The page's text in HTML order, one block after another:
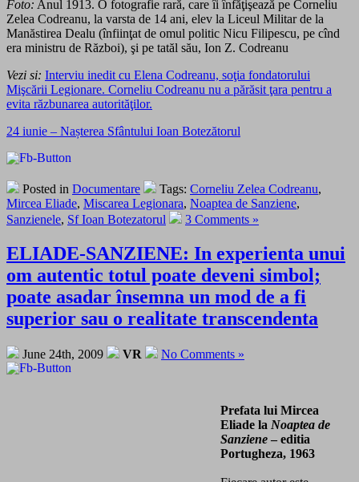
Foto: Anul 1913. O fotografie rară, care îi înfăţişează pe Corneliu
Zelea Codreanu, la varsta de 14 ani, elev la Liceul Militar de la
Manăstirea Dealu (înfiinţat de omul politic Nicu Filipescu, pe cînd
era ministru de Război), şi pe tatăl său, Ion Z. Codreanu
Vezi si: Interviu inedit cu Elena Codreanu, soţia fondatorului
Mişcării Legionare. Corneliu Codreanu nu a părăsit ţara pentru a
evita răzbunarea autorităţilor.
24 iunie – Nașterea Sfântului Ioan Botezătorul
Posted in Documentare Tags: Corneliu Zelea Codreanu,
Mircea Eliade, Miscarea Legionara, Noaptea de Sanziene,
Sanzienele, Sf Ioan Botezatorul 3 Comments »
ELIADE-SANZIENE: In experienta unui
om autentic totul poate deveni simbol;
poate asadar însemna un mod de a fi
superior sau o realitate transcendenta
June 24th, 2009 VR No Comments »
Prefata lui Mircea
Eliade la Noaptea de
Sanziene – editia
Portugheza, 1963